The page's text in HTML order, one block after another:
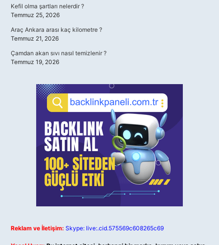
Kefil olma şartları nelerdir ?
Temmuz 25, 2026
Araç Ankara arası kaç kilometre ?
Temmuz 21, 2026
Çamdan akan sıvı nasıl temizlenir ?
Temmuz 19, 2026
Reklam ve İletişim: Skype: live:.cid.575569c608265c69